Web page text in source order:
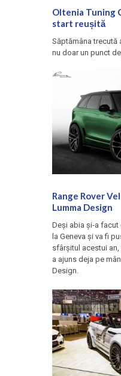
Oltenia Tuning
start reușită
Săptămâna trecută
nu doar un punct
Range Rover
Lumma Design
Deși abia și-a
la Geneva și va fi
sfârșitul acestui an,
a ajuns deja pe
Design.